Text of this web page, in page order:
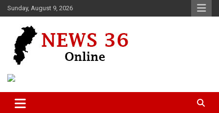
Skip
to
Sunday, August 9, 2026
News 36